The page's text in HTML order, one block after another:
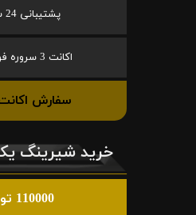
پشتیبانی 24 ساعته
اکانت 3 سروره فول آپشن
سفارش
خرید شیرینگ
110000 تومان